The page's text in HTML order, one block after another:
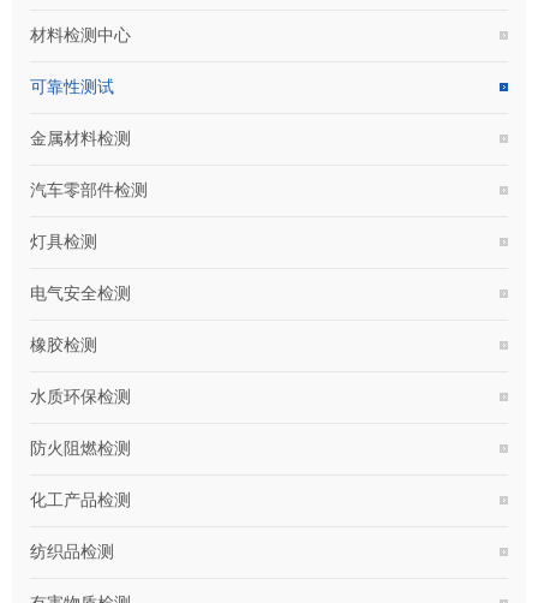
材料检测中心
可靠性测试
金属材料检测
汽车零部件检测
灯具检测
电气安全检测
橡胶检测
水质环保检测
防火阻燃检测
化工产品检测
纺织品检测